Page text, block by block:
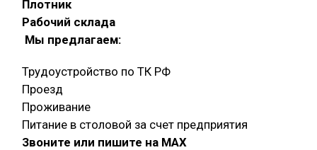
Плотник
Рабочий склада
Мы предлагаем:
Трудоустройство по ТК РФ
Проезд
Проживание
Питание в столовой за счет предприятия
Звоните или пишите на МАХ